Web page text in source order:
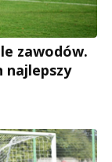
zawodów.
najlepszy